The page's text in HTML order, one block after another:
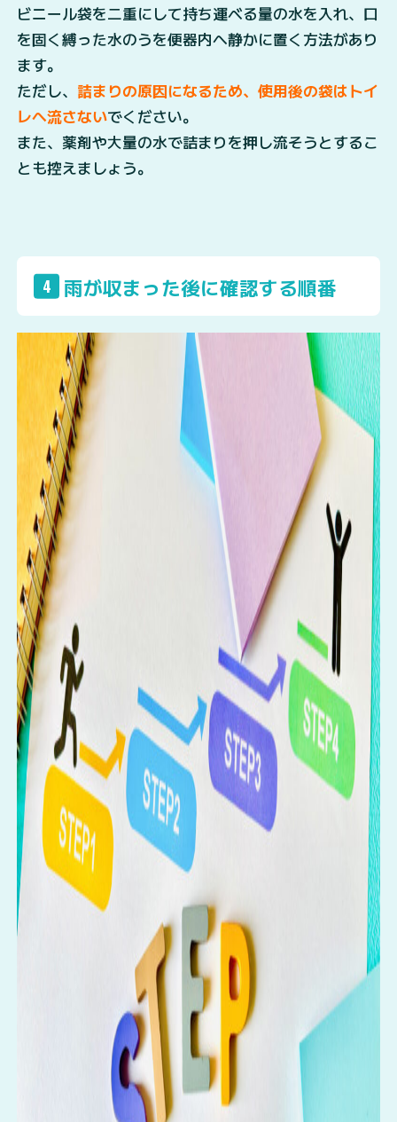
ビニール袋を二重にして持ち運べる量の水を入れ、口
を固く縛った水のうを便器内へ静かに置く方法があり
ます。
ただし、 詰まりの原因になるため、使用後の袋はトイ
レへ流さないでください。
また、薬剤や大量の水で詰まりを押し流そうとするこ
とも控えましょう。
4 雨が収まった後に確認する順番